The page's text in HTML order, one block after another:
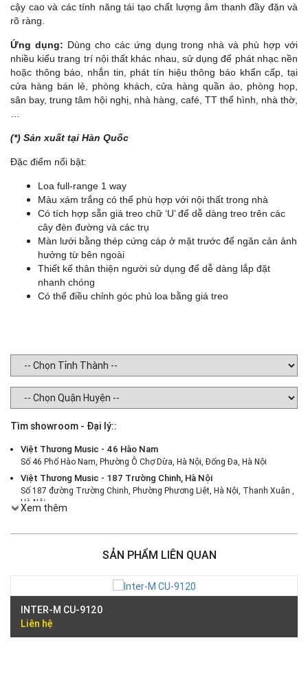
cậy cao và các tính năng tái tạo chất lượng âm thanh đầy đặn và
rõ ràng.
Ứng dụng: Dùng cho các ứng dụng trong nhà và phù hợp với
nhiều kiểu trang trí nội thất khác nhau, sử dụng để phát nhạc nền
hoặc thông báo, nhắn tin, phát tín hiệu thông báo khẩn cấp, tại
cửa hàng bán lẻ, phòng khách, cửa hàng quần áo, phòng họp,
sân bay, trung tâm hội nghị, nhà hàng, café, TT thể hình, nhà thờ,
…
(*) Sản xuất tại Hàn Quốc
Đặc điểm nổi bật:
Loa full-range 1 way
Màu xám trắng có thể phù hợp với nội thất trong nhà
Có tích hợp sẵn giá treo chữ ‘U’ để dễ dàng treo trên các
cây đèn đường và các trụ
Màn lưới bằng thép cứng cáp ở mặt trước để ngăn cản ảnh
hưởng từ bên ngoài
Thiết kế thân thiện người sử dụng để dễ dàng lắp đặt
nhanh chóng
Có thể điều chỉnh góc phủ loa bằng giá treo
Tìm showroom - Đại lý::
Việt Thương Music - 46 Hào Nam
Số 46 Phố Hào Nam, Phường Ô Chợ Dừa, Hà Nội, Đống Đa, Hà Nội
Việt Thương Music - 187 Trường Chinh, Hà Nội
Số 187 đường Trường Chinh, Phường Phương Liệt, Hà Nội, Thanh Xuân ,
Hà Nội
386 Cách Mạng Tháng Tám, Phường Nhiêu Lộc, TPHCM, Quận 3, Hồ Chí
Việt Thương Music - 369 Điện Biên Phủ
Việt Thương Music - 180 Võ Thị Sáu
Việt Thương Music - Crescent Mall
6F-01 Tầng 6 Trung Tâm Thương Mại Crescent Mall, 101 Tôn Dật Tiên,
Xem thêm
SẢN PHẨM LIÊN QUAN
INTER-M CU-9120
Liên hệ